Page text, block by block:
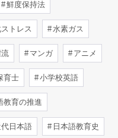
鮮度保持法
トレス 水素ガス
マンガ アニメ
育士 小学校英語
教育の推進
日本語 日本語教育史